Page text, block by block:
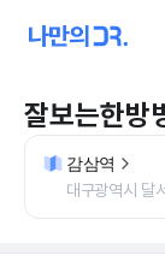
잘보는한방
감삼역
대구광역시 달